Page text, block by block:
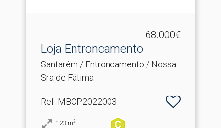
68.000€
Loja Entroncamento
Santarém / Entroncamento / Nossa
Sra de Fátima
Ref: MBCP2022003
123 m2